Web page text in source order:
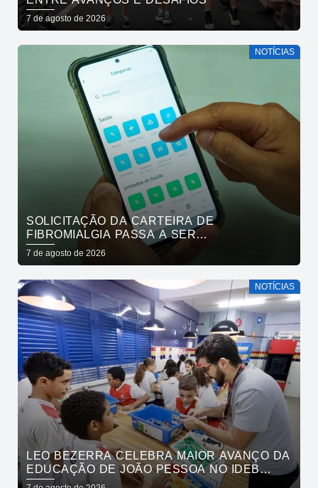
7 de agosto de 2026
NOTÍCIAS
SOLICITAÇÃO DA CARTEIRA DE
FIBROMIALGIA PASSA A SER
EXCLUSIVAMENTE PELO APLICATIVO JOÃO
PESSOA NA PALMA DA MÃO
7 de agosto de 2026
NOTÍCIAS
LEO BEZERRA CELEBRA MAIOR AVANÇO DA
EDUCAÇÃO DE JOÃO PESSOA NO IDEB
ENTRE CAPITAIS DO NORDESTE